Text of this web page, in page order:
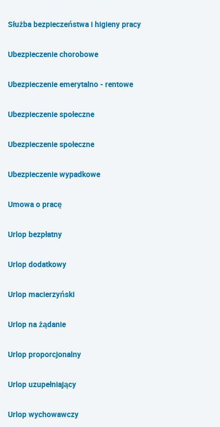
Służba bezpieczeństwa i higieny pracy
Ubezpieczenie chorobowe
Ubezpieczenie emerytalno - rentowe
Ubezpieczenie społeczne
Ubezpieczenie społeczne
Ubezpieczenie wypadkowe
Umowa o pracę
Urlop bezpłatny
Urlop dodatkowy
Urlop macierzyński
Urlop na żądanie
Urlop proporcjonalny
Urlop uzupełniający
Urlop wychowawczy